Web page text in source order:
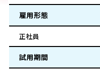
雇用形態
正社員
試用期間